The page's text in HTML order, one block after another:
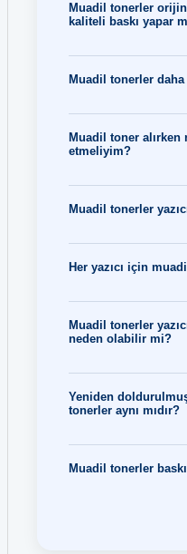
Muadil tonerler
kaliteli baskı yapar
Muadil tonerler daha
Muadil toner alırken
etmeliyim?
Muadil tonerler
Her yazıcı için
Muadil tonerler
neden olabilir mi?
Yeniden
tonerler aynı mıdır?
Muadil tonerler